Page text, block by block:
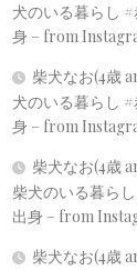
犬のいる暮らし
身 – from
柴犬なお(4歳
犬のいる暮らし
身 – from
柴犬なお(4歳
柴犬のいる暮ら
出身 – from
柴犬なお(4歳